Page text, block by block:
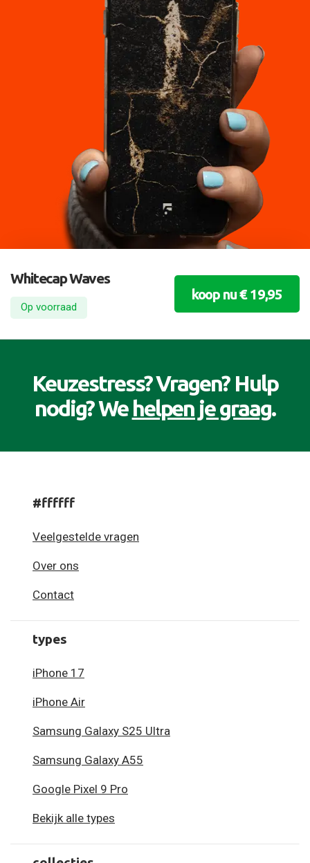
Whitecap Waves
Op voorraad
koop nu € 19,95
Keuzestress? Vragen? Hulp
nodig? Wehelpen je graag.
#ffffff
Veelgestelde vragen
Over ons
Contact
types
iPhone 17
iPhone Air
Samsung Galaxy S25 Ultra
Samsung Galaxy A55
Google Pixel 9 Pro
Bekijk alle types